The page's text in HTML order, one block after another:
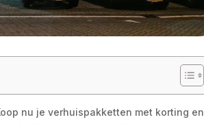
nu je verhuispakketten met korting en